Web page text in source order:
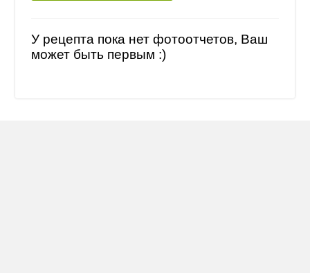
У рецепта пока нет фотоотчетов, Ваш
может быть первым :)